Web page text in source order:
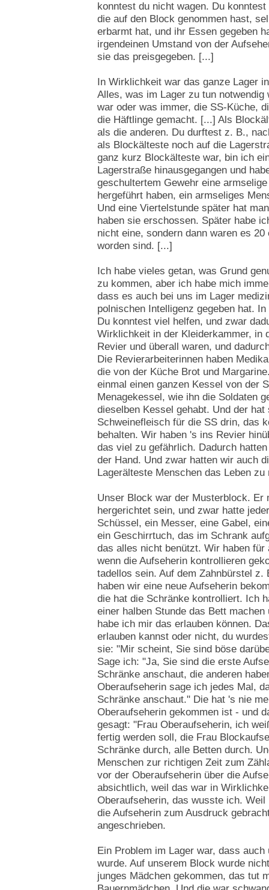
konntest du nicht wagen. Du
die auf den Block genommen hast,
erbarmt hat, und ihr Essen gegeben
irgendeinen Umstand von der
sie das preisgegeben. [...]
In Wirklichkeit war das ganze Lager
Alles, was im Lager zu tun
war oder was immer, die SS-Küche,
die Häftlinge gemacht. [...] Als
als die anderen. Du durftest z. B.,
als Blockälteste noch auf die
ganz kurz Blockälteste war, bin ich
Lagerstraße hinausgegangen und
geschultertem Gewehr eine
hergeführt haben, ein armseliges
Und eine Viertelstunde später hat
haben sie erschossen. Später habe
nicht eine, sondern dann waren es
worden sind. [...]
Ich habe vieles getan, was Grund
zu kommen, aber ich habe mich
dass es auch bei uns im Lager
polnischen Intelligenz gegeben hat.
Du konntest viel helfen, und zwar
Wirklichkeit in der Kleiderkammer, in
Revier und überall waren, und
Die Revierarbeiterinnen haben
die von der Küche Brot und
einmal einen ganzen Kessel von der
Menagekessel, wie ihn die Soldaten
dieselben Kessel gehabt. Und der
Schweinefleisch für die SS drin, das
behalten. Wir haben 's ins Revier
das viel zu gefährlich. Dadurch
der Hand. Und zwar hatten wir auch
Lagerälteste Menschen das Leben
Unser Block war der Musterblock. Er
hergerichtet sein, und zwar hatte
Schüssel, ein Messer, eine Gabel,
ein Geschirrtuch, das im Schrank
das alles nicht benützt. Wir haben
wenn die Aufseherin kontrollieren
tadellos sein. Auf dem Zahnbürstel
haben wir eine neue Aufseherin
die hat die Schränke kontrolliert. Ich
einer halben Stunde das Bett
habe ich mir das erlauben können.
erlauben kannst oder nicht, du
sie: "Mir scheint, Sie sind böse
Sage ich: "Ja, Sie sind die erste
Schränke anschaut, die anderen
Oberaufseherin sage ich jedes Mal,
Schränke anschaut." Die hat 's nie
Oberaufseherin gekommen ist - und
gesagt: "Frau Oberaufseherin, ich
fertig werden soll, die Frau
Schränke durch, alle Betten durch.
Menschen zur richtigen Zeit zum
vor der Oberaufseherin über die
absichtlich, weil das war in
Oberaufseherin, das wusste ich.
die Aufseherin zum Ausdruck
angeschrieben.
Ein Problem im Lager war, dass
wurde. Auf unserem Block wurde
junges Mädchen gekommen, das tut